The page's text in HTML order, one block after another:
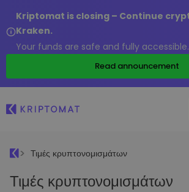
Kriptomat is closing – Continue
Kraken.
Your funds are safe and fully accessible.
Read announcement
Τιμές κρυπτονομισμάτων
Τιμές κρυπτονομισμάτων